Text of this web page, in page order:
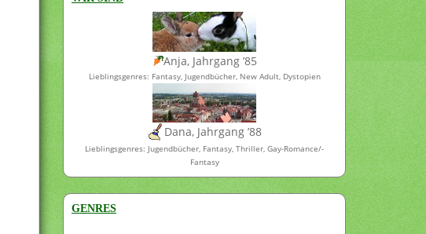
Anja, Jahrgang ’85
Lieblingsgenres: Fantasy, Jugendbücher, New Adult, Dystopien
Dana, Jahrgang ’88
Lieblingsgenres: Jugendbücher, Fantasy, Thriller, Gay-Romance/-
Fantasy
GENRES